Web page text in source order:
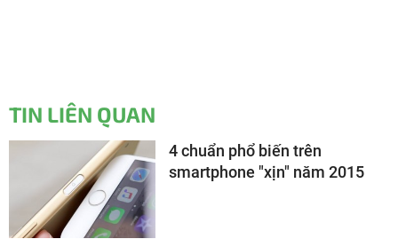
TIN LIÊN QUAN
4 chuẩn phổ biến trên
smartphone "xịn" năm 2015